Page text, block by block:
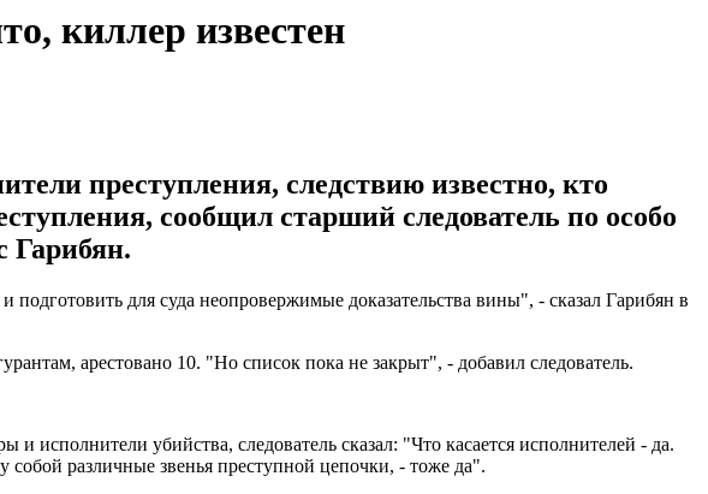
киллер известен
преступления, следствию известно, кто
сообщил старший следователь по особо
Гарибян.
для суда неопровержимые доказательства вины", - сказал Гарибян в
арестовано 10. "Но список пока не закрыт", - добавил следователь.
исполнители убийства, следователь сказал: "Что касается исполнителей - да.
собой различные звенья преступной цепочки, - тоже да".